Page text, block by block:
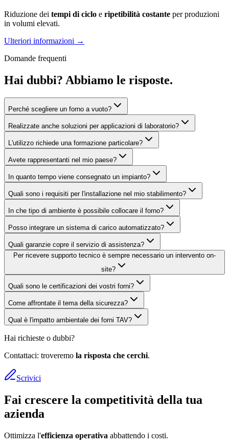
Riduzione dei tempi di ciclo e ripetibilità costante per produzioni
in volumi elevati.
Ulteriori informazioni →
Domande frequenti
Hai dubbi? Abbiamo le risposte.
Perché scegliere un forno a vuoto?
Realizzate anche soluzioni per applicazioni di laboratorio?
L'utilizzo richiede una formazione particolare?
Avete rappresentanti nel mio paese?
In quanto tempo viene consegnato un impianto?
Quali sono i requisiti per l'installazione nel mio stabilimento?
In che tipo di ambiente è possibile collocare il forno?
Posso integrare un sistema di carico automatizzato?
Quali garanzie copre il servizio di assistenza?
Per ricevere supporto tecnico è sempre necessario un intervento on-
site?
Quali sono le certificazioni dei vostri forni?
Come affrontate il tema della sicurezza?
Qual è l'impatto ambientale dei forni TAV?
Hai richieste o dubbi?
Contattaci: troveremo la risposta che cerchi.
Scrivici
Fai crescere la competitività della tua
azienda
Ottimizza l'efficienza operativa abbattendo i costi.